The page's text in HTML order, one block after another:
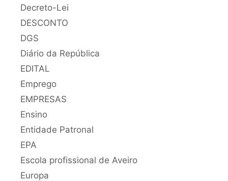
Decreto-Lei
DESCONTO
DGS
Diário da República
EDITAL
Emprego
EMPRESAS
Ensino
Entidade Patronal
EPA
Escola profissional de Aveiro
Europa